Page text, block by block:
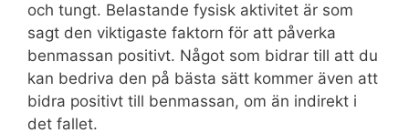
och tungt. Belastande fysisk aktivitet är som
sagt den viktigaste faktorn för att påverka
benmassan positivt. Något som bidrar till att du
kan bedriva den på bästa sätt kommer även att
bidra positivt till benmassan, om än indirekt i
det fallet.